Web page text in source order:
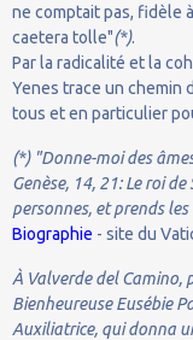
ne comptait pas, fidèle
caetera tolle"(*).
Par la radicalité et la
Yenes trace un chemin
tous et en particulier
(*) "Donne-moi des
Genèse, 14, 21: Le roi
personnes, et prends
Biographie - site du
À Valverde del Camino,
Bienheureuse Eusébie
Auxiliatrice, qui donna